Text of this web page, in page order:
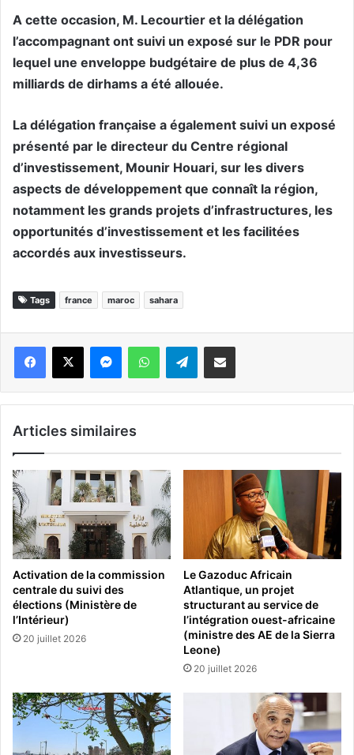
A cette occasion, M. Lecourtier et la délégation
l’accompagnant ont suivi un exposé sur le PDR pour
lequel une enveloppe budgétaire de plus de 4,36
milliards de dirhams a été allouée.
La délégation française a également suivi un exposé
présenté par le directeur du Centre régional
d’investissement, Mounir Houari, sur les divers
aspects de développement que connaît la région,
notamment les grands projets d’infrastructures, les
opportunités d’investissement et les facilitées
accordés aux investisseurs.
Tags france maroc sahara
WhatsApp Telegram
Articles similaires
Activation de la commission
centrale du suivi des
élections (Ministère de
l’Intérieur)
20 juillet 2026
Le Gazoduc Africain
Atlantique, un projet
structurant au service de
l’intégration ouest-africaine
(ministre des AE de la Sierra
Leone)
20 juillet 2026